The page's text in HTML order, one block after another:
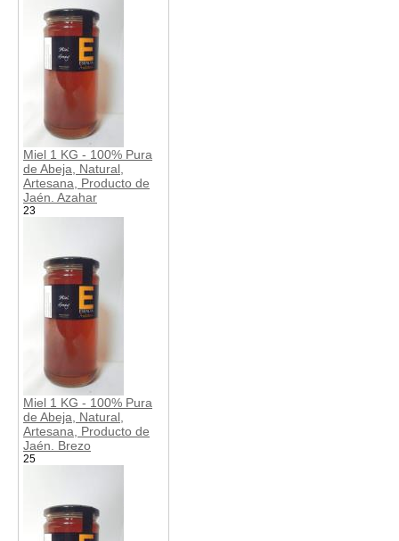
Miel 1 KG - 100% Pura
de Abeja, Natural,
Artesana, Producto de
Jaén. Azahar
23
Miel 1 KG - 100% Pura
de Abeja, Natural,
Artesana, Producto de
Jaén. Brezo
25